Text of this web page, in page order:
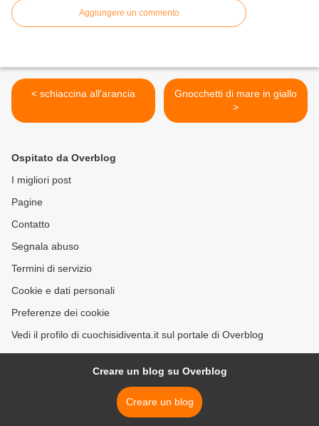
Aggiungere un commento
< schiaccina all'arancia
Gnocchetti di mare in giallo
>
Ospitato da Overblog
I migliori post
Pagine
Contatto
Segnala abuso
Termini di servizio
Cookie e dati personali
Preferenze dei cookie
Vedi il profilo di cuochisidiventa.it sul portale di Overblog
Creare un blog su Overblog
Creare un blog